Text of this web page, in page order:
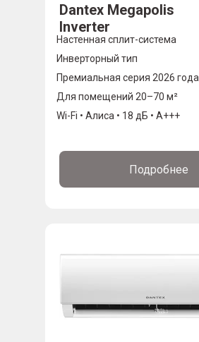
Подробнее
Dantex Megapolis
Inverter
Настенная сплит-система
Инверторный тип
Премиальная серия 2026 года
Для помещений 20–70 м²
Wi-Fi • Алиса • 18 дБ • A+++